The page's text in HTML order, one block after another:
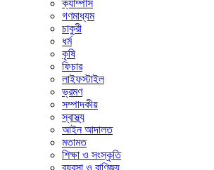
ক্যাম্পাস
গণমাধ্যম
চাকুরী
ধর্ম
কৃষি
ফিচার
লাইফস্টাইল
ভ্রমণ
সম্পাদকীয়
স্বাস্থ্য
আইন আদালত
মতামত
শিক্ষা ও সংস্কৃতি
ব্যবসা ও বাণিজ্য